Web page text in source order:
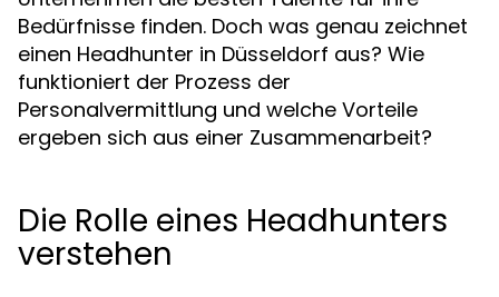
Bedürfnisse finden. Doch was genau zeichnet
einen Headhunter in Düsseldorf aus? Wie
funktioniert der Prozess der
Personalvermittlung und welche Vorteile
ergeben sich aus einer Zusammenarbeit?
Die Rolle eines Headhunters
verstehen